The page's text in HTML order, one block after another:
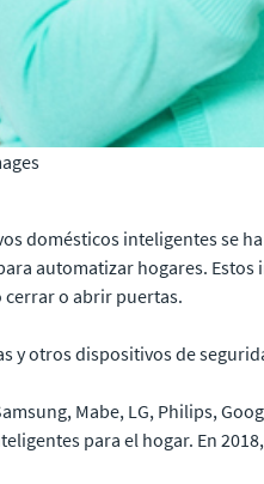
domésticos inteligentes se
automatizar hogares.
o abrir puertas.
y otros dispositivos de
Mabe, LG, Philips,
para el hogar. En